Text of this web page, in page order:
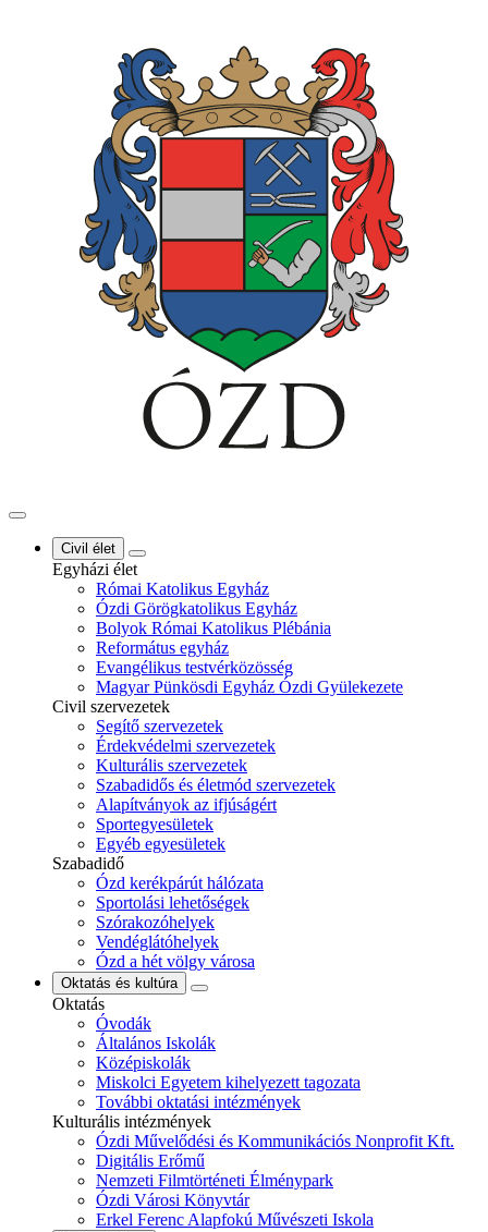
Civil élet
Egyházi élet
Római Katolikus Egyház
Ózdi Görögkatolikus Egyház
Bolyok Római Katolikus Plébánia
Református egyház
Evangélikus testvérközösség
Magyar Pünkösdi Egyház Ózdi Gyülekezete
Civil szervezetek
Segítő szervezetek
Érdekvédelmi szervezetek
Kulturális szervezetek
Szabadidős és életmód szervezetek
Alapítványok az ifjúságért
Sportegyesületek
Egyéb egyesületek
Szabadidő
Ózd kerékpárút hálózata
Sportolási lehetőségek
Szórakozóhelyek
Vendéglátóhelyek
Ózd a hét völgy városa
Oktatás és kultúra
Oktatás
Óvodák
Általános Iskolák
Középiskolák
Miskolci Egyetem kihelyezett tagozata
További oktatási intézmények
Kulturális intézmények
Ózdi Művelődési és Kommunikációs Nonprofit Kft.
Digitális Erőmű
Nemzeti Filmtörténeti Élménypark
Ózdi Városi Könyvtár
Erkel Ferenc Alapfokú Művészeti Iskola